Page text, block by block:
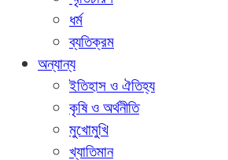
ধর্ম
ব্যতিক্রম
অন্যান্য
ইতিহাস ও ঐতিহ্য
কৃষি ও অর্থনীতি
মুখোমুখি
খ্যাতিমান